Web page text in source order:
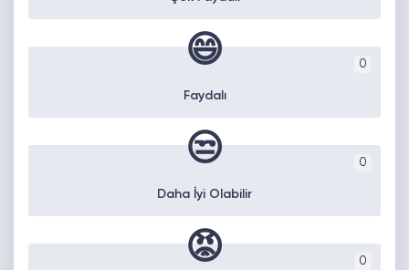
0
😄
Faydalı
0
😒
Daha İyi Olabilir
0
😡